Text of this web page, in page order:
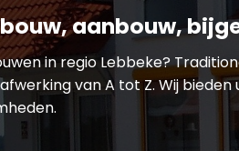
aanbouw,
in regio Lebbeke?
van A tot Z. Wij